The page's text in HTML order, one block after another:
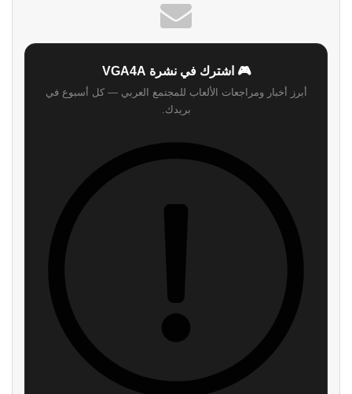
🎮 اشترك في نشرة VGA4A
أبرز أخبار ومراجعات الألعاب للمجتمع العربي — كل أسبوع في
بريدك.